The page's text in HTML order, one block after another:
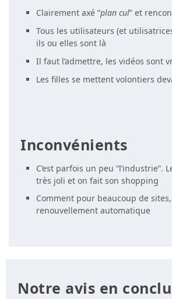
Clairement axé “plan cul” et
Tous les utilisateurs (et
ils ou elles sont là
Il faut l’admettre, les vidéos sont
Les filles se mettent volontiers
Inconvénients
C’est parfois un peu “l’industrie”.
très joli et on fait son shopping
Comment pour beaucoup de
renouvellement automatique
Notre avis en